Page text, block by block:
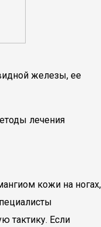
железы, ее
лечения
кожи на ногах,
тактику. Если